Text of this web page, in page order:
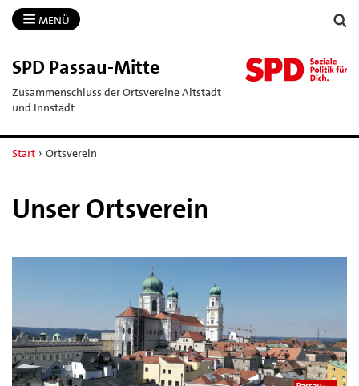
MENÜ
SPD Passau-​Mitte
Zusammenschluss der Ortsvereine Altstadt
und Innstadt
Start › Ortsverein
Unser Ortsverein